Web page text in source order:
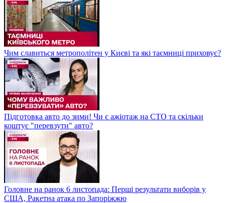
Чим славиться метрополітен у Києві та які таємниці приховує?
Підготовка авто до зими! Чи є ажіотаж на СТО та скільки
коштує "перевзути" авто?
Головне на ранок 6 листопада: Перші результати виборів у
США, Ракетна атака по Запоріжжю